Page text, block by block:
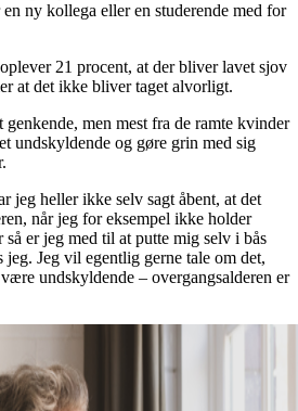
ny kollega eller en studerende med for
21 procent, at der bliver lavet sjov
at det ikke bliver taget alvorligt.
men mest fra de ramte kvinder
undskyldende og gøre grin med sig
jeg heller ikke selv sagt åbent, at det
når jeg for eksempel ikke holder
er jeg med til at putte mig selv i bås
Jeg vil egentlig gerne tale om det,
undskyldende – overgangsalderen er